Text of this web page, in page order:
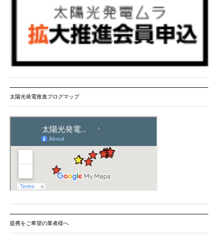
太陽光発電推進ブログマップ
提携をご希望の業者様へ